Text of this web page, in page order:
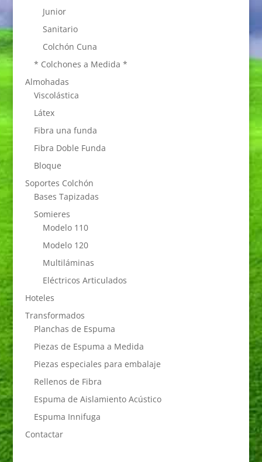
Junior
Sanitario
Colchón Cuna
* Colchones a Medida *
Almohadas
Viscolástica
Látex
Fibra una funda
Fibra Doble Funda
Bloque
Soportes Colchón
Bases Tapizadas
Somieres
Modelo 110
Modelo 120
Multiláminas
Eléctricos Articulados
Hoteles
Transformados
Planchas de Espuma
Piezas de Espuma a Medida
Piezas especiales para embalaje
Rellenos de Fibra
Espuma de Aislamiento Acústico
Espuma Innifuga
Contactar